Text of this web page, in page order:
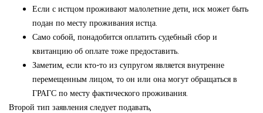
Если с истцом проживают малолетние дети, иск может быть
подан по месту проживания истца.
Само собой, понадобится оплатить судебный сбор и
квитанцию об оплате тоже предоставить.
Заметим, если кто-то из супругом является внутренне
перемещенным лицом, то он или она могут обращаться в
ГРАГС по месту фактического проживания.
Второй тип заявления следует подавать,